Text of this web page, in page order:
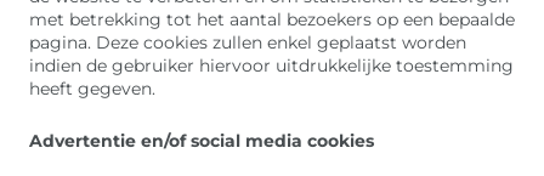
met betrekking tot het aantal bezoekers op een bepaalde
pagina. Deze cookies zullen enkel geplaatst worden
indien de gebruiker hiervoor uitdrukkelijke toestemming
heeft gegeven.
Advertentie en/of social media cookies